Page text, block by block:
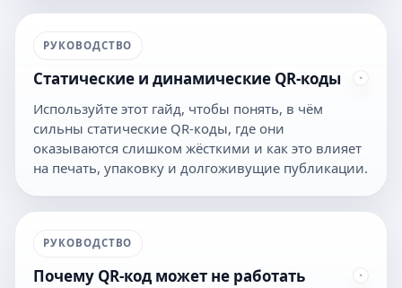
РУКОВОДСТВО
Статические и динамические QR-коды
Используйте этот гайд, чтобы понять, в чём
сильны статические QR-коды, где они
оказываются слишком жёсткими и как это влияет
на печать, упаковку и долгоживущие публикации.
РУКОВОДСТВО
Почему QR-код может не работать